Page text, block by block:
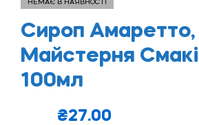
НЕМАЄ В НАЯВНОСТІ
Сироп Амаретто,
Майстерня
100мл
₴27.00